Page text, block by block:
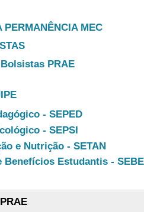
MEC
PRAE
- SEPED
- SEPSI
e Nutrição - SETAN
Benefícios Estudantis -